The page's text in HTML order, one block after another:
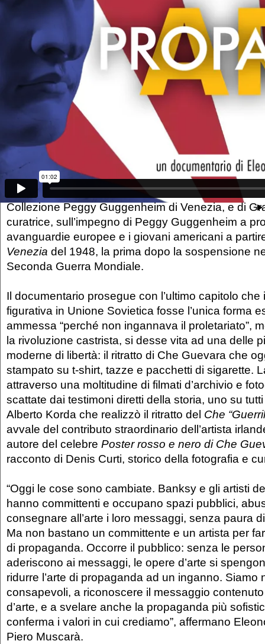
Heartfield, oggi conservato presso l'Akademie der
per filmare i fotomontaggi dell’artista e per
esperta del suo lavoro, Anna Schultz, direttore
Nel dopoguerra, mentre Peggy Guggenheim
Manhattan con la galleria The Art of This Century
agli artisti europei che erano stati costretti a
continente e scopriva i giovani talenti americani
vita alla Scuola di New York, come Jackson
ricorrono ai servizi segreti della CIA per
insaputa, gli Espressionisti astratti americani
libertà culturale e politica dell’Occidente.
Il racconto si avvale del contributo di Karole P. B.
Collezione Peggy Guggenheim di Venezia, e di
curatrice, sull’impegno di Peggy Guggenheim a
avanguardie europee e i giovani americani a
Venezia del 1948, la prima dopo la sospensione
Seconda Guerra Mondiale.
Il documentario prosegue con l’ultimo capitolo che
figurativa in Unione Sovietica fosse l’unica forma
ammessa “perché non ingannava il proletariato”,
la rivoluzione castrista, si desse vita ad una delle
moderne di libertà: il ritratto di Che Guevara che
stampato su t-shirt, tazze e pacchetti di sigarette.
attraverso una moltitudine di filmati d’archivio e
scattate dai testimoni diretti della storia, uno su
Alberto Korda che realizzò il ritratto del Che
avvale del contributo straordinario dell’artista
autore del celebre Poster rosso e nero di Che
racconto di Denis Curti, storico della fotografia e
“Oggi le cose sono cambiate. Banksy e gli artisti
hanno committenti e occupano spazi pubblici,
consegnare all’arte i loro messaggi, senza paura
Ma non bastano un committente e un artista per
di propaganda. Occorre il pubblico: senza le
aderiscono ai messaggi, le opere d’arte si
ridurre l’arte di propaganda ad un inganno. Siamo
consapevoli, a riconoscere il messaggio
d’arte, e a svelare anche la propaganda più
conferma i valori in cui crediamo”, affermano
Piero Muscarà.